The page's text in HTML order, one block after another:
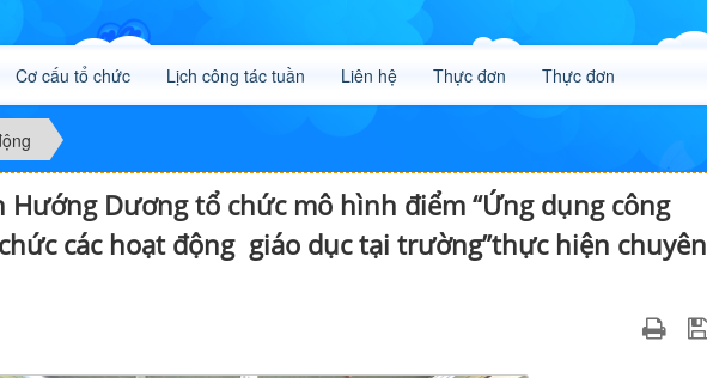
Cơ cấu tổ chức Lịch công tác tuần Liên hệ Thực đơn Thực đơn
Dương tổ chức mô hình điểm “Ứng dụng công
các hoạt động giáo dục tại trường”thực hiện chuyên